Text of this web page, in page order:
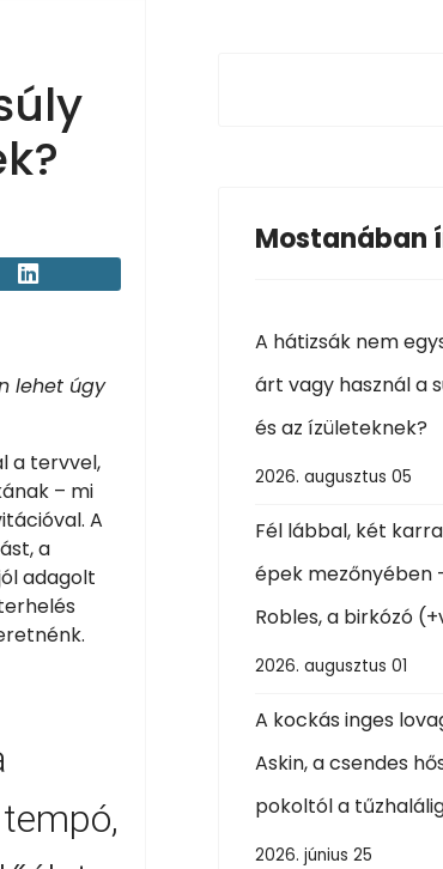
lehet úgy
a tervvel,
– mi
A
a
adagolt
Mostanában
A hátizsák nem
árt vagy használ a
és az ízületeknek?
2026. augusztus 05
Fél lábbal, két
épek mezőnyében
Robles, a birkózó
2026. augusztus 01
A kockás inges
Askin, a csendes
pokoltól a
2026. június 25